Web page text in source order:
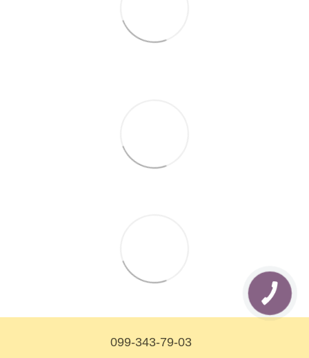
099-343-79-03